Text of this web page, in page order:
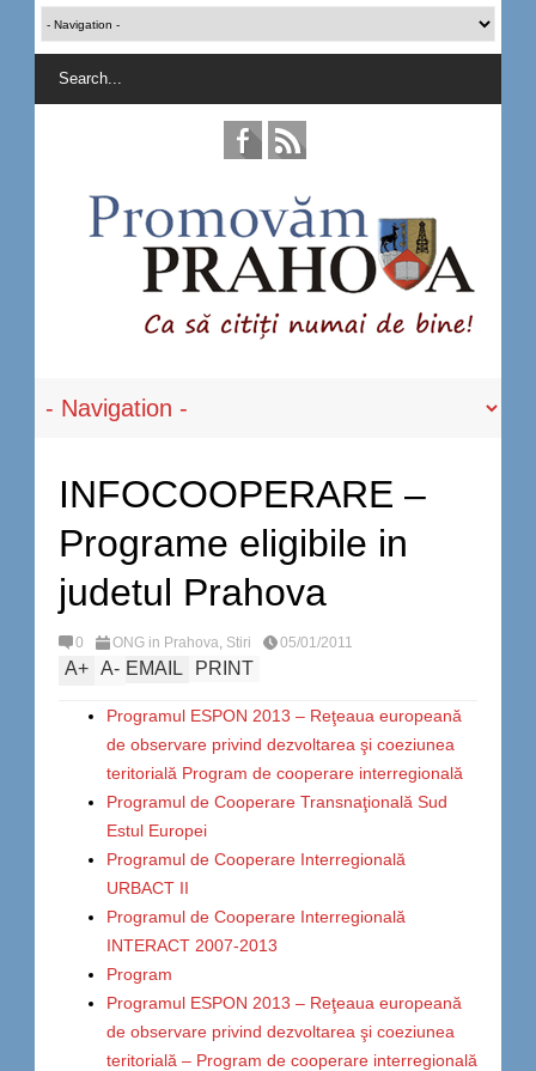
INFOCOOPERARE –
Programe eligibile in
judetul Prahova
0 ONG in Prahova, Stiri 05/01/2011
A+ A- EMAIL PRINT
Programul ESPON 2013 – Reţeaua europeană
de observare privind dezvoltarea şi coeziunea
teritorială Program de cooperare interregională
Programul de Cooperare Transnaţională Sud
Estul Europei
Programul de Cooperare Interregională
URBACT II
Programul de Cooperare Interregională
INTERACT 2007-2013
Program
Programul ESPON 2013 – Reţeaua europeană
de observare privind dezvoltarea şi coeziunea
teritorială – Program de cooperare interregională